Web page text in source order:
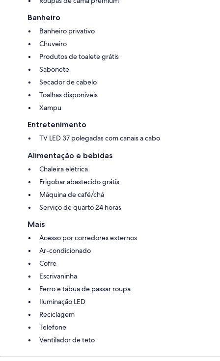
Banheiro
Banheiro privativo
Chuveiro
Produtos de toalete grátis
Sabonete
Secador de cabelo
Toalhas disponíveis
Xampu
Entretenimento
TV LED 37 polegadas com canais a cabo
Alimentação e bebidas
Chaleira elétrica
Frigobar abastecido grátis
Máquina de café/chá
Serviço de quarto 24 horas
Mais
Acesso por corredores externos
Ar-condicionado
Cofre
Escrivaninha
Ferro e tábua de passar roupa
Iluminação LED
Reciclagem
Telefone
Ventilador de teto